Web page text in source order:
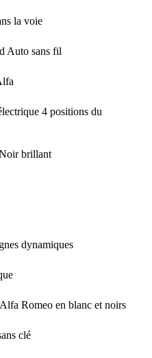
la voie
Auto sans fil
4 positions du
brillant
dynamiques
Romeo en blanc et noirs
clé